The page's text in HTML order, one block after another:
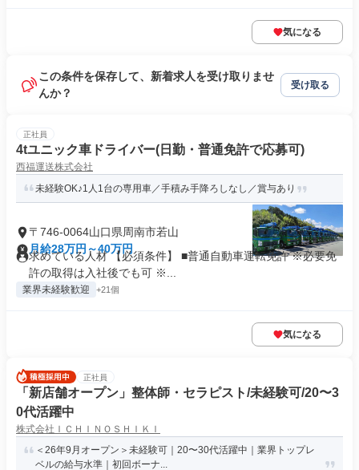
気になる
この条件を保存して、新着求人を受け取りませ
んか？
受け取る
正社員
4tユニック車ドライバー(日勤・普通免許で応募可)
西福運送株式会社
未経験OK♪1人1台の専用車／手積み手降ろしなし／賞与あり
〒746-0064山口県周南市若山
月給28万円～40万円
求めている人材 【必須条件】 ■普通自動車運転免許 ※必要免
許の取得は入社後でも可 ※...
業界未経験歓迎 +21個
気になる
正社員
「新店舗オープン」整体師・セラピスト/未経験可/20〜3
0代活躍中
株式会社ＩＣＨＩＮＯＳＨＩＫＩ
＜26年9月オープン＞未経験可｜20〜30代活躍中｜業界トップレ
ベルの給与水準｜初回ボーナ...